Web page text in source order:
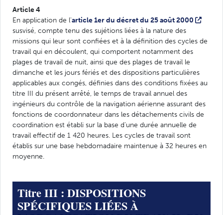
Article 4
En application de l'article 1er du décret du 25 août 2000
susvisé, compte tenu des sujétions liées à la nature des
missions qui leur sont confiées et à la définition des cycles de
travail qui en découlent, qui comportent notamment des
plages de travail de nuit, ainsi que des plages de travail le
dimanche et les jours fériés et des dispositions particulières
applicables aux congés, définies dans des conditions fixées au
titre III du présent arrêté, le temps de travail annuel des
ingénieurs du contrôle de la navigation aérienne assurant des
fonctions de coordonnateur dans les détachements civils de
coordination est établi sur la base d'une durée annuelle de
travail effectif de 1 420 heures. Les cycles de travail sont
établis sur une base hebdomadaire maintenue à 32 heures en
moyenne.
Titre III : DISPOSITIONS
SPÉCIFIQUES LIÉES À